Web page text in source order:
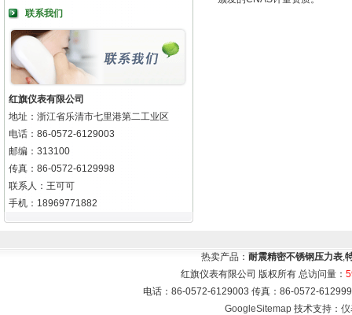
联系我们
红旗仪表有限公司
地址：浙江省乐清市七里港第二工业区
电话：86-0572-6129003
邮编：313100
传真：86-0572-6129998
联系人：王可可
手机：18969771882
热卖产品： 耐震精密不锈钢压力表,
红旗仪表有限公司 版权所有 总访问量：
电话：86-0572-6129003 传真：86-0572-
GoogleSitemap技术支持： 仪